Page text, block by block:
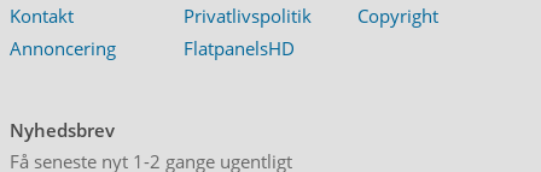
Kontakt
Privatlivspolitik
Copyright
Annoncering
FlatpanelsHD
Nyhedsbrev
Få seneste nyt 1-2 gange ugentligt